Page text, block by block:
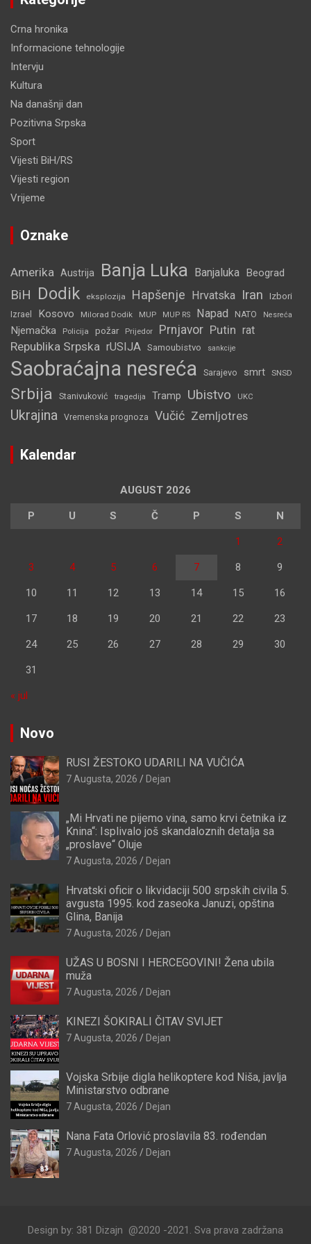
Crna hronika
Informacione tehnologije
Intervju
Kultura
Na današnji dan
Pozitivna Srpska
Sport
Vijesti BiH/RS
Vijesti region
Vrijeme
Oznake
Amerika Austrija Banja Luka Banjaluka Beograd
BiH Dodik eksplozija Hapšenje Hrvatska Iran Izbori
Izrael Kosovo Milorad Dodik MUP MUP RS Napad NATO Nesreća
Njemačka Policija požar Prijedor Prnjavor Putin rat
Republika Srpska rUSIJA Samoubistvo sankcije
Saobraćajna nesreća Sarajevo smrt SNSD
Srbija Stanivuković tragedija Tramp Ubistvo UKC
Ukrajina Vremenska prognoza Vučić Zemljotres
Kalendar
AUGUST 2026
P U S Č P S N
1 2
3 4 5 6 7 8 9
10 11 12 13 14 15 16
17 18 19 20 21 22 23
24 25 26 27 28 29 30
31
« jul
Novo
RUSI ŽESTOKO UDARILI NA VUČIĆA
7 Augusta, 2026 Dejan
„Mi Hrvati ne pijemo vina, samo krvi četnika iz
Knina“: Isplivalo još skandaloznih detalja sa
„proslave“ Oluje
7 Augusta, 2026 Dejan
Hrvatski oficir o likvidaciji 500 srpskih civila 5.
avgusta 1995. kod zaseoka Januzi, opština
Glina, Banija
7 Augusta, 2026 Dejan
UŽAS U BOSNI I HERCEGOVINI! Žena ubila
muža
7 Augusta, 2026 Dejan
KINEZI ŠOKIRALI ČITAV SVIJET
7 Augusta, 2026 Dejan
Vojska Srbije digla helikoptere kod Niša, javlja
Ministarstvo odbrane
7 Augusta, 2026 Dejan
Nana Fata Orlović proslavila 83. rođendan
7 Augusta, 2026 Dejan
Design by: 381 Dizajn @2020 -2021. Sva prava zadržana